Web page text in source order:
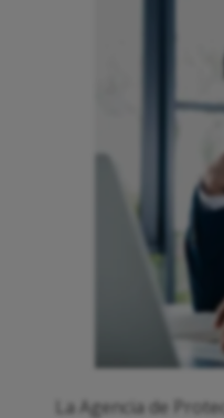
La Agencia de